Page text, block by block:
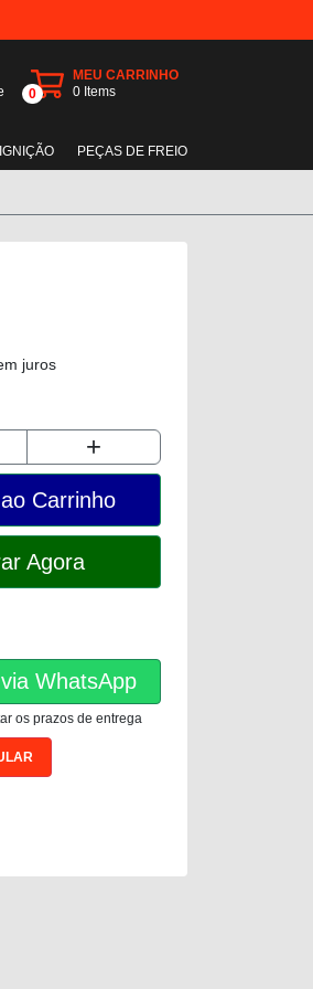
0
MEU CARRINHO
0 Items
PEÇAS DE FREIO
juros
+
Carrinho
Agora
WhatsApp
os prazos de entrega